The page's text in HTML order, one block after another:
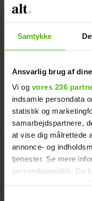
Samtykke
Ansvarlig brug af
Vi og vores 236
indsamle persondata
statistik og
samarbejdspartnere,
at vise dig målrettede
annonce- og
tjenester. Se mere
persondatapolitik. Du
Geisling røber
fremtidsplaner:
Håber at få det
igennem